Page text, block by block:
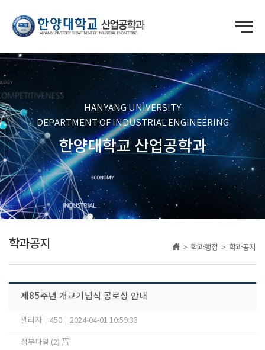
HANYANG UNIVERSITY
DEPARTMENT OF INDUSTRIAL ENGINEERING
한양대학교 산업공학과
학과공지 > 학과행정 > 학과공지
제85주년 개교기념식 공로상 안내
관리자 450 2024-04-01 10:59:33
첨부파일 (2)